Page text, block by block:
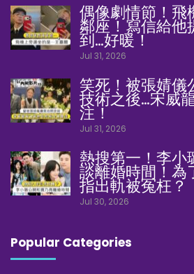
偶像劇情節！飛
鄰座！寫信給他
到…好暖！
Jul 31, 2026
笑死！被張婧儀
技術之後…宋威
注！
Jul 31, 2026
熱搜第一！李小
談離婚時間！為
指出軌被冤枉？
Jul 30, 2026
Popular Categories